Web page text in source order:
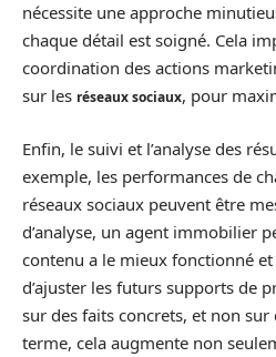
nécessite une approche
chaque détail est soigné. Cela
coordination des actions
sur les réseaux sociaux, pour
Enfin, le suivi et l’analyse des
exemple, les performances de
réseaux sociaux peuvent être
d’analyse, un agent immobilier
contenu a le mieux fonctionné
d’ajuster les futurs supports de
sur des faits concrets, et non sur
terme, cela augmente non